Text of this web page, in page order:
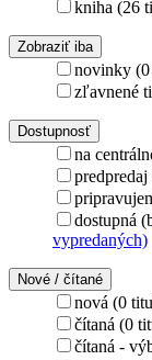
kniha (26
Zobraziť iba
novinky
zľavnené
Dostupnosť
na
dostupná
vypredaných)
Nové / čítané
nová (0
čítaná (0
čítaná -